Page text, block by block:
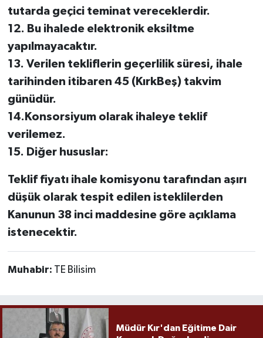
tutarda geçici teminat vereceklerdir.
12. Bu ihalede elektronik eksiltme
yapılmayacaktır.
13. Verilen tekliflerin geçerlilik süresi, ihale
tarihinden itibaren 45 (KırkBeş) takvim
günüdür.
14.Konsorsiyum olarak ihaleye teklif
verilemez.
15. Diğer hususlar:
Teklif fiyatı ihale komisyonu tarafından aşırı
düşük olarak tespit edilen isteklilerden
Kanunun 38 inci maddesine göre açıklama
istenecektir.
Muhabir: TE Bilisim
Müdür Kır'dan Eğitime Dair